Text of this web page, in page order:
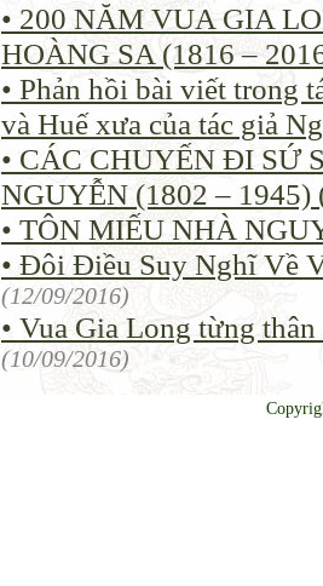
• 200 NĂM VUA GIA
HOÀNG SA (1816 –
• Phản hồi bài viết trong
và Huế xưa của tác giả
• CÁC CHUYẾN ĐI SỨ
NGUYỄN (1802 – 1945)
• TÔN MIẾU NHÀ
• Đôi Điều Suy Nghĩ Về
(12/09/2016)
• Vua Gia Long từng
(10/09/2016)